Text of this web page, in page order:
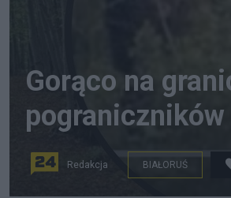
Gorąco na
pograniczników
Redakcja BIAŁORUŚ